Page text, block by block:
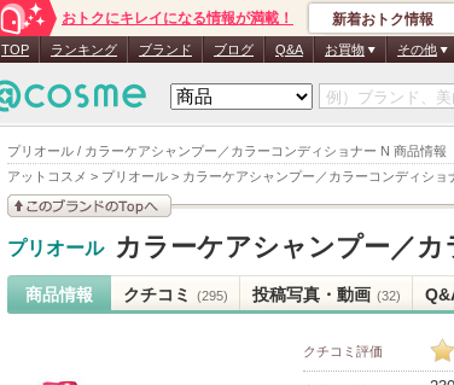
プリオール / カラーケアシャンプー／カラーコンディショナー N 商品情報
アットコスメ > プリオール > カラーケアシャンプー／カラーコンディショ
おトクにキレイになる情報が満載！ 新着おトク情報
TOP ランキング ブランド ブログ Q&A お買物 その他
このブランドの情報を
プリオール カラーケアシャンプー／
商品情報 クチコミ (295) 投稿写真・動画 (32)
クチコミ評価